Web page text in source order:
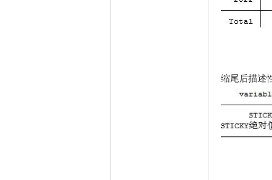
缩尾后描述